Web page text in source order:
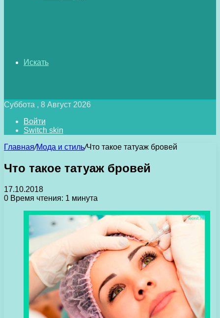
Искать
Суббота , 8 Август 2026
Войти
Switch skin
Главная/Мода и стиль/Что такое татуаж бровей
Что такое татуаж бровей
17.10.2018
0 Время чтения: 1 минута